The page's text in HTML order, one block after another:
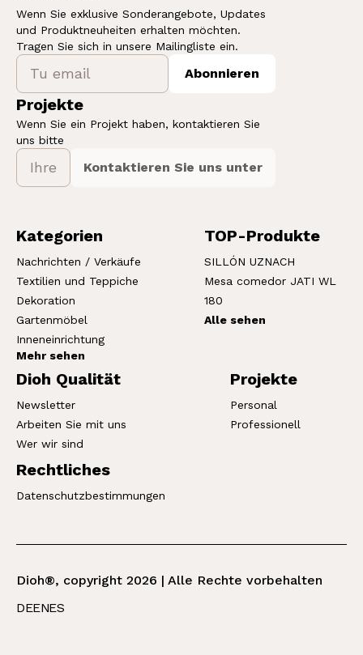
Wenn Sie exklusive Sonderangebote, Updates
und Produktneuheiten erhalten möchten.
Tragen Sie sich in unsere Mailingliste ein.
Abonnieren
Projekte
Wenn Sie ein Projekt haben, kontaktieren Sie
uns bitte
Kontaktieren Sie uns unter
Kategorien
Nachrichten / Verkäufe
Textilien und Teppiche
Dekoration
Gartenmöbel
Inneneinrichtung
Mehr sehen
TOP-Produkte
SILLÓN UZNACH
Mesa comedor JATI WL
180
Alle sehen
Dioh Qualität
Newsletter
Arbeiten Sie mit uns
Wer wir sind
Projekte
Personal
Professionell
Rechtliches
Datenschutzbestimmungen
Dioh®, copyright 2026 | Alle Rechte vorbehalten
DEENES